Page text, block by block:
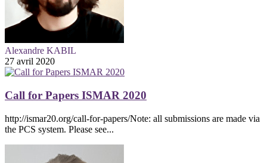
Alexandre KABIL
27 avril 2020
Call for Papers ISMAR 2020
http://ismar20.org/call-for-papers/Note: all submissions are made via
the PCS system. Please see...